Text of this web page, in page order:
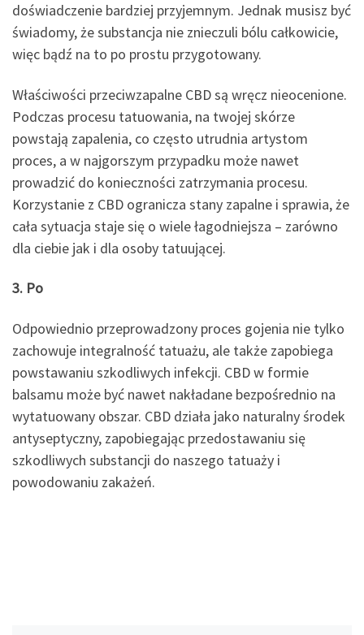
doświadczenie bardziej przyjemnym. Jednak musisz być
świadomy, że substancja nie znieczuli bólu całkowicie,
więc bądź na to po prostu przygotowany.
Właściwości przeciwzapalne CBD są wręcz nieocenione.
Podczas procesu tatuowania, na twojej skórze
powstają zapalenia, co często utrudnia artystom
proces, a w najgorszym przypadku może nawet
prowadzić do konieczności zatrzymania procesu.
Korzystanie z CBD ogranicza stany zapalne i sprawia, że
cała sytuacja staje się o wiele łagodniejsza – zarówno
dla ciebie jak i dla osoby tatuującej.
3. Po
Odpowiednio przeprowadzony proces gojenia nie tylko
zachowuje integralność tatuażu, ale także zapobiega
powstawaniu szkodliwych infekcji. CBD w formie
balsamu może być nawet nakładane bezpośrednio na
wytatuowany obszar. CBD działa jako naturalny środek
antyseptyczny, zapobiegając przedostawaniu się
szkodliwych substancji do naszego tatuaży i
powodowaniu zakażeń.